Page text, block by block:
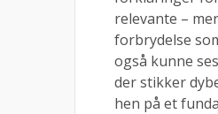
relevante –
forbrydelse
også kunne
der stikker
hen på et